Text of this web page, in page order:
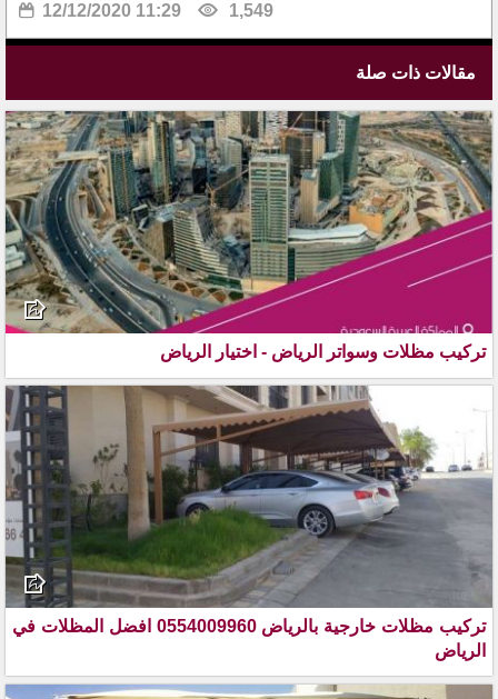
12/12/2020 11:29 1,549
مقالات ذات صلة
تركيب مظلات وسواتر الرياض - اختيار الرياض
تركيب مظلات خارجية بالرياض 0554009960 افضل المظلات في
الرياض